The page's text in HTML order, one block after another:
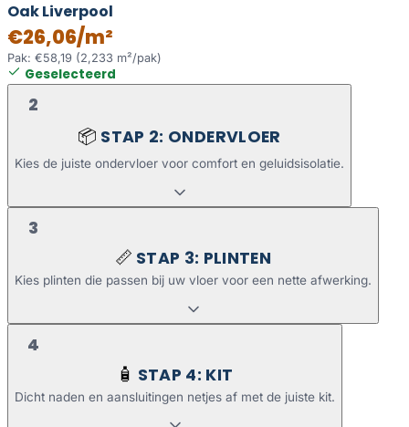
Oak Liverpool
€26,06/m²
Pak: €58,19 (2,233 m²/pak)
Geselecteerd
2
📦 STAP 2: ONDERVLOER
Kies de juiste ondervloer voor comfort en geluidsisolatie.
3
📏 STAP 3: PLINTEN
Kies plinten die passen bij uw vloer voor een nette afwerking.
4
🧴 STAP 4: KIT
Dicht naden en aansluitingen netjes af met de juiste kit.